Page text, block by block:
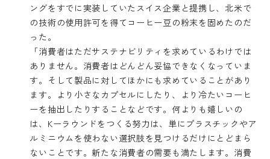
ングをすでに実装していたスイス企業と提携し、北米で
の技術の使用許可を得てコーヒー豆の粉末を固めたのだ
った。
「消費者はただサステナビリティを求めているわけでは
ありません。消費者はどんどん妥協できなくなっていま
す。そして製品に対してほかにも求めていることがあり
ます。より小さなカプセルにしたり、より冷たいコーヒ
ーを抽出したりすることなどです。何よりも嬉しいの
は、Kーラウンドをつくる努力は、単にプラスチックやア
ルミニウムを使わない選択肢を見つけるだけにとどまら
ないことです。新たな消費者の需要も満たします。消費